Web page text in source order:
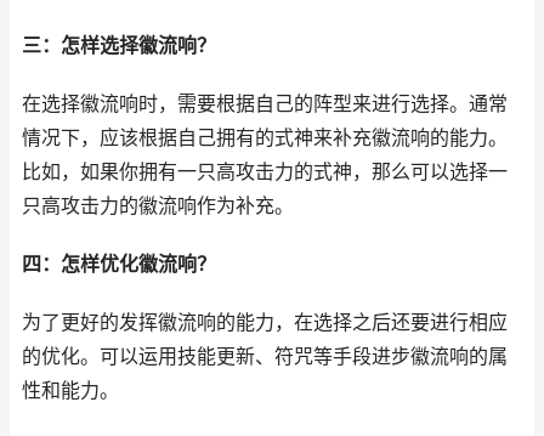
三：怎样选择徽流响？
在选择徽流响时，需要根据自己的阵型来进行选择。通常
情况下，应该根据自己拥有的式神来补充徽流响的能力。
比如，如果你拥有一只高攻击力的式神，那么可以选择一
只高攻击力的徽流响作为补充。
四：怎样优化徽流响？
为了更好的发挥徽流响的能力，在选择之后还要进行相应
的优化。可以运用技能更新、符咒等手段进步徽流响的属
性和能力。